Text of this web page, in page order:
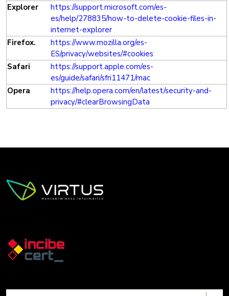
Explorer
https://support.microsoft.com/es-
es/help/278835/how-to-delete-cookie-files-in-
internet-explorer
Firefox.
https://www.mozilla.org/es-
ES/privacy/websites/#cookies
Safari
https://support.apple.com/es-
es/guide/safari/sfri11471/mac
Opera
https://help.opera.com/en/latest/security-and-
privacy/#clearBrowsingData